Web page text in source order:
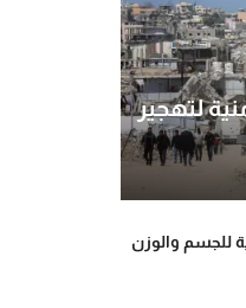
لتهجير
للجسم والوزن